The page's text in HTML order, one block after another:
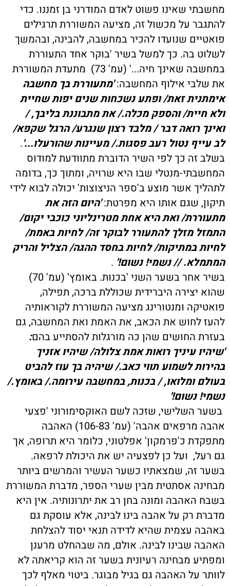
מחשבתי שאינו פשוט לאדם המודרני בן זמננו. כדי
להתגבר על מכשול זה, מציעה המשוררת תרגילים
פואטיים שנועדו להכיר במחשבה, להבינה, ובהמשך
לשלוט בה. כך למשל בשיר 'בוקר אחד התעוררת
במחשבה שאינך חיה...' (עמ' 73) מתעדת המשוררת
את שלבי אילוף המחשבה:'מתעוררת בך מחשבה
אימתנית זאת/ ופתע נשכחות שנים יפות שחיית
ולא חיית/ והספק מכלה./ את מתבוננת בליבך, /
ואינך רואה דבר / מלבד רצון שנגרע/ הרגל שקפא/
לב עייף נטול רעב פסגות./ מעיינות שהורעלו...'.
בשלב זה כך לפי השיר הדוברת מתוודעת למודוס
המחשבתי-מנטלי שבו היא שרויה, ומתוך כך, בדומה
לתהליך אשר מוצע ב'ספר הניצוצות' יכולה לבוא לידי
תיקון, שגם אותו היא מפרטת:'היום הזה את
מתעוררת/ ואת היא אחת מטרינליוני כוכבי יקום/
התמזל מזלך להתעורר לבוקר זה/ לחיות באמת/
לחיות במתיקות/ לחיות בחסד ההגה/ הצליל והריק
המתמלא. // נשמי! נשום!' .
בשיר אחר בשער השני 'בכנות. באומץ' (עמ' 70)
שהוא יצירה היברידית שכוללת ברכה, תפילה,
פואטיקה ומנטורינג מציעה המשוררת לקוראותיה
להעז לחוש את הכאב, את האמת ואת המחשבה, גם
בעזרת החושים שהן כה מורגלות להסתייע בהם:
'שיהיו עיניך רואות אמת צלולה/ שיהיו אזניך
בהירות לשמוע תווי כאב./ שיהיה בך עוז להביט
בעולם ומלואו, / בכנות, במחשבה עירומה./ באומץ./
נשמי! נשום!'
בשער השלישי, שזכה לשם האוקסימורוני 'פצעי
אהבה מרפאים אהבה' (עמ' 106-83) האהבה
מתפקדת כ'פרמקון' אפלטוני, כלומר היא תרופה, אך
גם רעל, ועל כן לפצעיה יש את היכולת לרפאה.
בשער זה, שמצאתיו כשער העשיר והמרשים ביותר
מבחינה אסתטית מבין שערי הספר, מדברת המשוררת
בשבח האהבה ומונה בחן רב את יתרונותיה. אין היא
מדברת רק על אהבה בינו לבינה, אלא עוסקת גם
באהבה עצמית שהיא לדידה תנאי יסוד להצלחת
האהבה שבינו לבינה. אולם, מה שבהחלט מרענן
ומפתיע מבחינה רעיונית בשער זה הוא קריאתה לא
לוותר על האהבה גם בגיל מבוגר. ביטוי מאלף לכך